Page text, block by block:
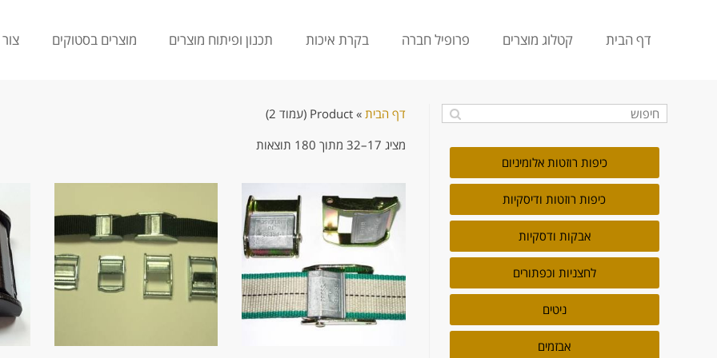
דף הבית קטלוג מוצרים פרופיל חברה בקרת איכות תכנון ופיתוח מוצרים מוצרים בסטוקים
דף הבית » Product (עמוד 2)
מציג 17–32 מתוך 180 תוצאות
כיפות רוזטות אלומיניום
כיפות רוזטות ודיסקיות
אבקות ודסקיות
לחצניות וכפתורים
ניטים
אבזמים